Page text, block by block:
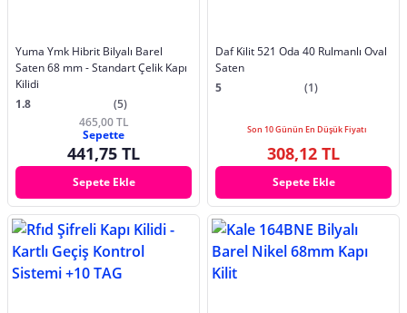
Yuma Ymk Hibrit Bilyalı Barel
Saten 68 mm - Standart Çelik Kapı
Kilidi
1.8
(5)
465,00 TL
Sepette
441,75 TL
Sepete Ekle
Daf Kilit 521 Oda 40 Rulmanlı Oval
Saten
5
(1)
Son 10 Günün En Düşük Fiyatı
308,12 TL
Sepete Ekle